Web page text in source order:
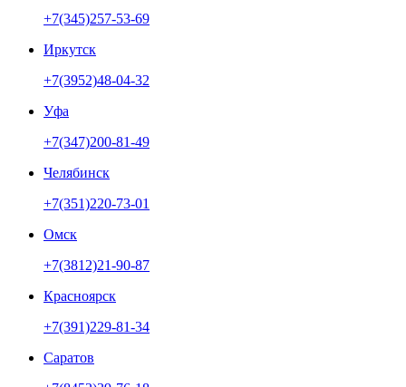
+7(345)257-53-69
Иркутск
+7(3952)48-04-32
Уфа
+7(347)200-81-49
Челябинск
+7(351)220-73-01
Омск
+7(3812)21-90-87
Красноярск
+7(391)229-81-34
Саратов